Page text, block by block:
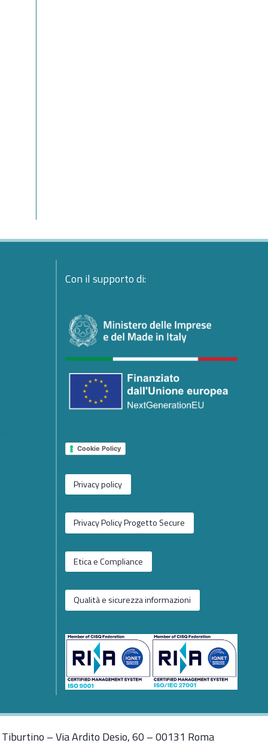
Con il supporto di:
Cookie Policy
Privacy policy
Privacy Policy Progetto Secure
Etica e Compliance
Qualità e sicurezza informazioni
– Via Ardito Desio, 60 – 00131 Roma